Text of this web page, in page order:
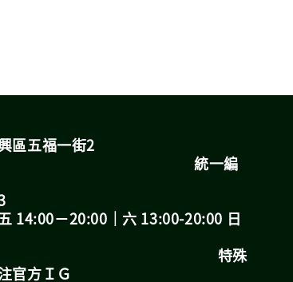
區五福一街2
統一編
－20:00｜六 13:00-20:00 日
特殊
官方ＩＧ